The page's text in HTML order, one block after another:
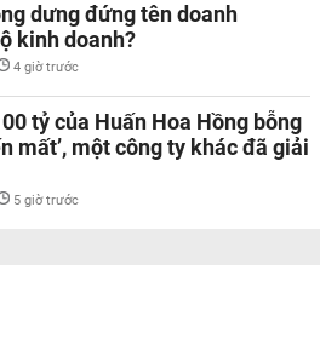
dưng đứng tên doanh
kinh doanh?
4 giờ trước
tỷ của Huấn Hoa Hồng bỗng
mất’, một công ty khác đã giải
5 giờ trước